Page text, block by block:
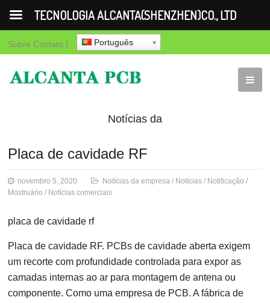
Sobre Contato | Português
Notícias da
empresa Notícias
comerciais
Placa de cavidade RF
novembro 5, 2020 Notícias da empresa / Notícias / Notificação /
Mostruário / Notícias comerciais
placa de cavidade rf
Placa de cavidade RF. PCBs de cavidade aberta exigem
um recorte com profundidade controlada para expor as
camadas internas ao ar para montagem de antena ou
componente. Como uma empresa de PCB. A fábrica de
TECNOLOGIA ALCANTA(SHENZHEN)CO., LTD